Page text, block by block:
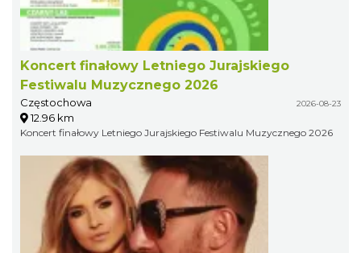
Koncert finałowy Letniego Jurajskiego
Festiwalu Muzycznego 2026
Częstochowa 2026-08-23
12.96 km
Koncert finałowy Letniego Jurajskiego Festiwalu Muzycznego 2026